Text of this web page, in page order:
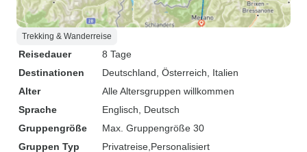
Trekking & Wanderreise
Reisedauer
8 Tage
Destinationen
Deutschland , Österreich , Italien
Alter
Alle Altersgruppen willkommen
Sprache
Englisch, Deutsch
Gruppengröße
Max. Gruppengröße 30
Gruppen Typ
Privatreise Personalisiert